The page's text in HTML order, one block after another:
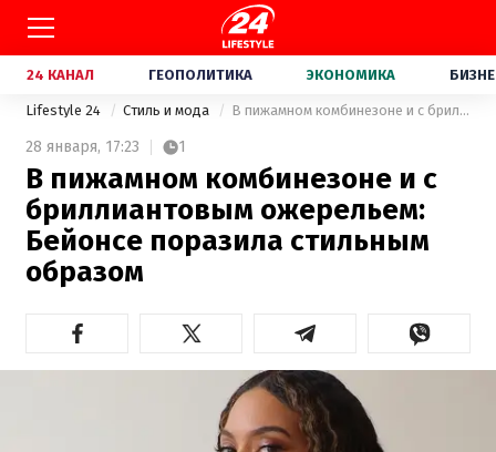
24 КАНАЛ ГЕОПОЛИТИКА ЭКОНОМИКА
Lifestyle 24 Стиль и мода В пижамном комбинезоне и с бриллиантовым ожерельем: Бейонсе поразила стильным образом
28 января, 17:23 1
В пижамном комбинезоне и с
бриллиантовым ожерельем:
Бейонсе поразила стильным
образом